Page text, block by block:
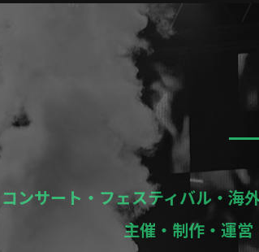
コンサート・フェスティバル・海
主催・制作・運営